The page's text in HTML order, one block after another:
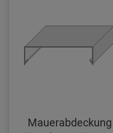
Mauerabdeckung